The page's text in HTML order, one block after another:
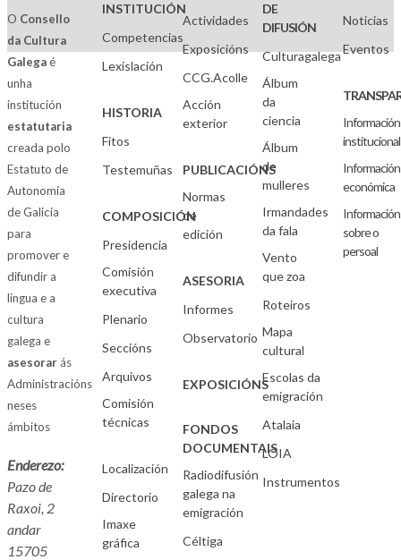
O Consello
da Cultura
Galegaé
unha
institución
estatutaria
creada polo
Estatuto de
Autonomía
de Galicia
para
promover e
difundir a
lingua e a
cultura
galega e
asesorarás
Administracións
neses
ámbitos
Enderezo:
Pazo de
Raxoi, 2
andar
15705
INSTITUCIÓN
Competencias
Lexislación
HISTORIA
Fitos
Testemuñas
COMPOSICIÓN
Presidencia
Comisión
executiva
Plenario
Seccións
Arquivos
Comisión
técnicas
Localización
Directorio
Imaxe
gráfica
Actividades
Exposicións
CCG.Acolle
Acción
exterior
PUBLICACIÓNS
Normas
de
edición
ASESORIA
Informes
Observatorio
EXPOSICIÓNS
FONDOS
DOCUMENTAIS
Radiodifusión
galega na
emigración
Céltiga
DE
DIFUSIÓN
Culturagalega
Álbum
da
ciencia
Álbum
de
mulleres
Irmandades
da fala
Vento
que zoa
Roteiros
Mapa
cultural
Escolas da
emigración
Atalaia
LOIA
Instrumentos
Noticias
Eventos
Información
institucional
Información
económica
Información
sobre o
persoal